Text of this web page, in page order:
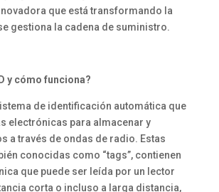
que está transformando la
gestiona la cadena de suministro.
y cómo funciona?
de identificación automática que
electrónicas para almacenar y
a través de ondas de radio. Estas
conocidas como “tags”, contienen
que puede ser leída por un lector
corta o incluso a larga distancia,